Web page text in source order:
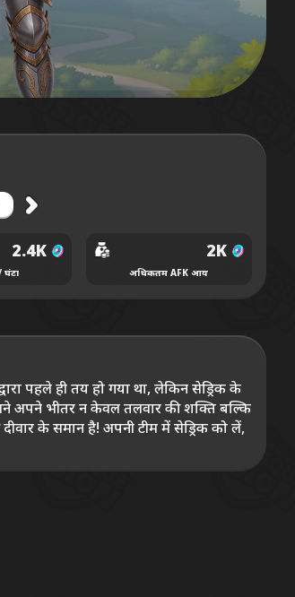
2.4K 2K
अधिकतम AFK आय
पहले ही तय हो गया था, लेकिन सेड्रिक के
के समान है! अपनी टीम में सेड्रिक को लें,